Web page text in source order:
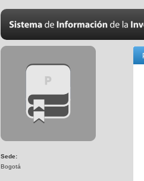
Sede:
Bogotá